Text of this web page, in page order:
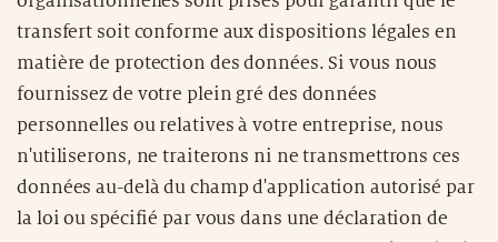
transfert soit conforme aux dispositions légales en
matière de protection des données. Si vous nous
fournissez de votre plein gré des données
personnelles ou relatives à votre entreprise, nous
n'utiliserons, ne traiterons ni ne transmettrons ces
données au-delà du champ d'application autorisé par
la loi ou spécifié par vous dans une déclaration de